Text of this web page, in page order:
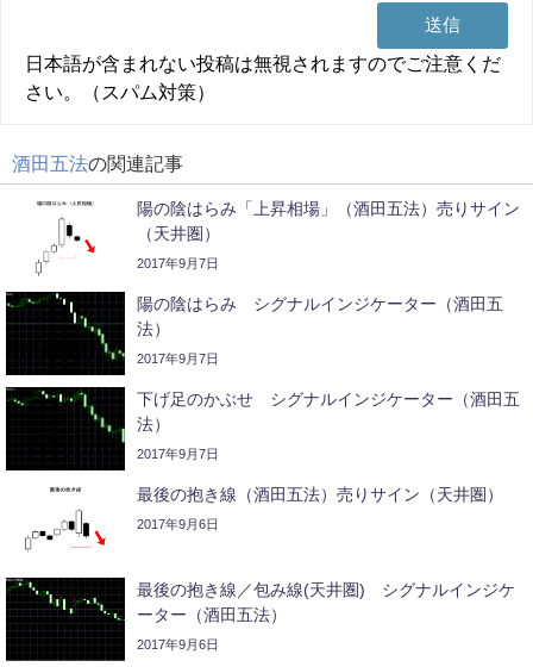
日本語が含まれない投稿は無視されますのでご注意くだ
さい。（スパム対策）
酒田五法の関連記事
陽の陰はらみ「上昇相場」（酒田五法）売りサイン
（天井圏）
2017年9月7日
陽の陰はらみ シグナルインジケーター（酒田五
法）
2017年9月7日
下げ足のかぶせ シグナルインジケーター（酒田五
法）
2017年9月7日
最後の抱き線（酒田五法）売りサイン（天井圏）
2017年9月6日
最後の抱き線／包み線(天井圏) シグナルインジケ
ーター（酒田五法）
2017年9月6日